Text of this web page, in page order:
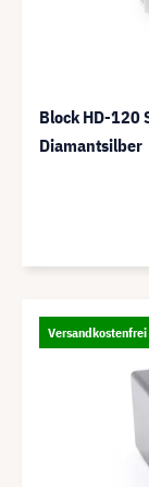
Block HD-120
Diamantsilber
Versandkostenfrei